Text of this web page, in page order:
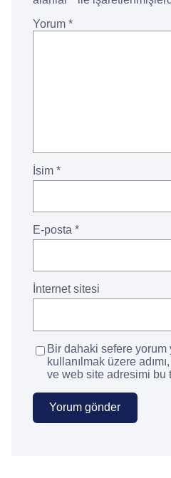
Yorum *
İsim *
E-posta *
İnternet sitesi
Bir dahaki sefere yorum
kullanılmak üzere
ve web site adresimi bu